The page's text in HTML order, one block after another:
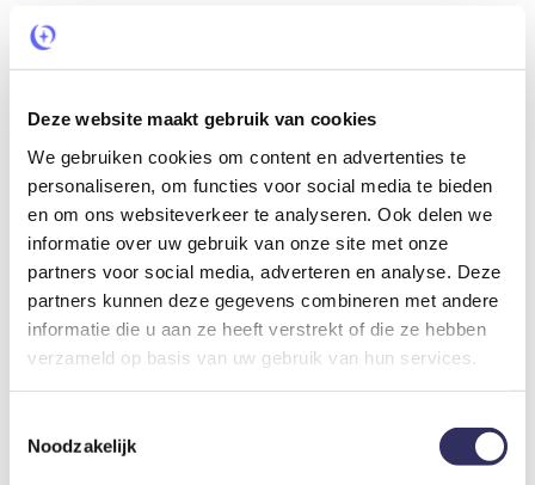
Deze website maakt gebruik van cookies
We gebruiken cookies om content en advertenties te
personaliseren, om functies voor social media te bieden
en om ons websiteverkeer te analyseren. Ook delen we
informatie over uw gebruik van onze site met onze
partners voor social media, adverteren en analyse. Deze
partners kunnen deze gegevens combineren met andere
informatie die u aan ze heeft verstrekt of die ze hebben
verzameld op basis van uw gebruik van hun services.
Noodzakelijk
steden Groningen, Assen en Emmen zeker een bezoek waard.
In het natuurhuisje vind je een mini-VVV met informatie over
pluktuinen en adresjes om te bezoeken.
Bijkomende kosten
Huisdier
Per dier
Per verblijf
€ 5,-